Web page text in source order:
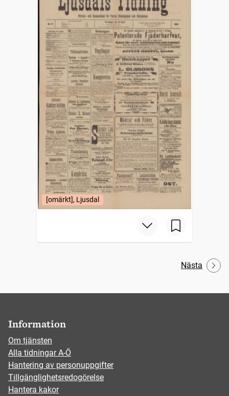
[omärkt], Ljusdal
Nästa
Information
Om tjänsten
Alla tidningar A-Ö
Hantering av personuppgifter
Tillgänglighetsredogörelse
Hantera kakor